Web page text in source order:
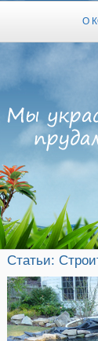
О
Статьи: